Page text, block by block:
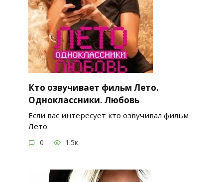
Кто озвучивает фильм Лето.
Одноклассники. Любовь
Если вас интересует кто озвучивал фильм
Лето.
0 1.5к.